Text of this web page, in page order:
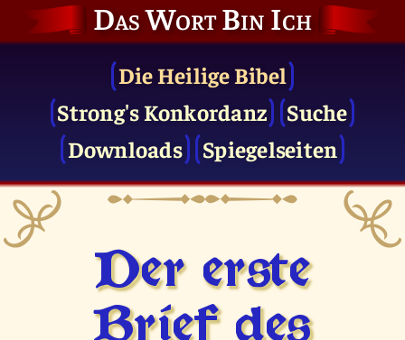
Das Wort Bin Ich
Die Heilige Bibel
Strong's Konkordanz
Suche
Downloads
Spiegelseiten
Der erste
Brief des